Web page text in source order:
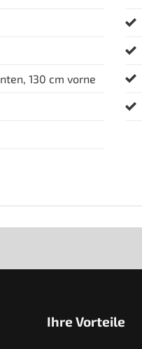
130 cm vorne
Ihre Vorteile